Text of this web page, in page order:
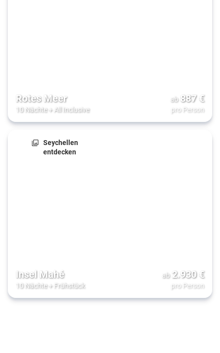
Rotes Meer
10 Nächte+ All Inclusive
ab 887€
pro Person
Seychellen
entdecken
Insel Mahé
10 Nächte+ Frühstück
ab 2.930€
pro Person